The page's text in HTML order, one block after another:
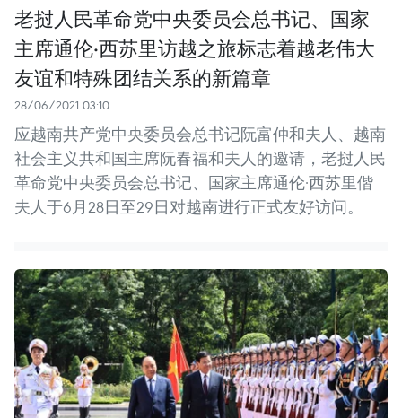
老挝人民革命党中央委员会总书记、国家
主席通伦·西苏里访越之旅标志着越老伟大
友谊和特殊团结关系的新篇章
28/06/2021 03:10
应越南共产党中央委员会总书记阮富仲和夫人、越南
社会主义共和国主席阮春福和夫人的邀请，老挝人民
革命党中央委员会总书记、国家主席通伦·西苏里偕
夫人于6月28日至29日对越南进行正式友好访问。